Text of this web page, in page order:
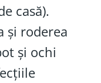
casă).
și roderea
și ochi